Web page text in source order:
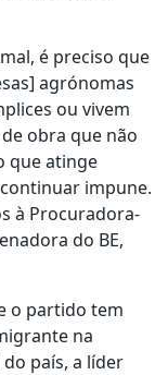
é preciso que
agrónomas
ou vivem
obra que não
que atinge
impune.
à Procuradora-
do BE,
o partido tem
na
país, a líder